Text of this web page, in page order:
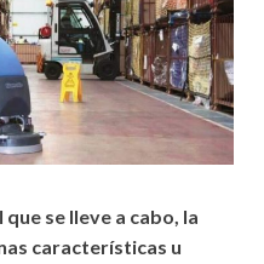
se lleve a cabo, la
características u